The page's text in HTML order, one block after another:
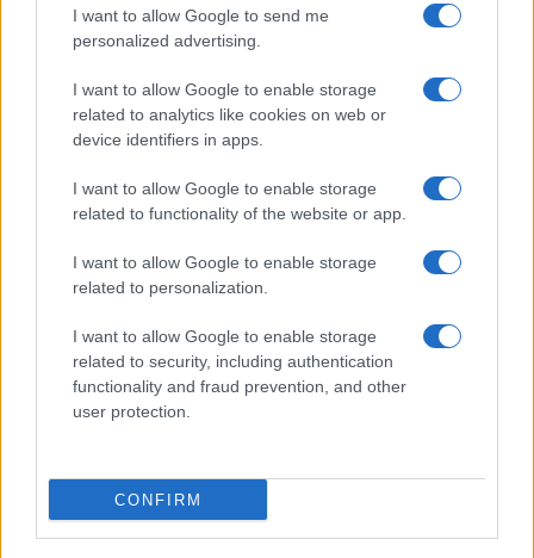
I want to allow Google to send me
personalized advertising.
I want to allow Google to enable storage
related to analytics like cookies on web or
device identifiers in apps.
I want to allow Google to enable storage
related to functionality of the website or app.
I want to allow Google to enable storage
related to personalization.
I want to allow Google to enable storage
related to security, including authentication
functionality and fraud prevention, and other
user protection.
CONFIRM
Galib Gassanoff e Institution trionfano a Copenhagen
Matteo Pellegrino · 8 Ago 2026
Come ottenere una manicure impeccabile e duratura